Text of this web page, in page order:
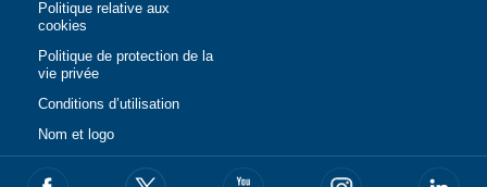
Politique relative aux
cookies
Politique de protection de la
vie privée
Conditions d’utilisation
Nom et logo